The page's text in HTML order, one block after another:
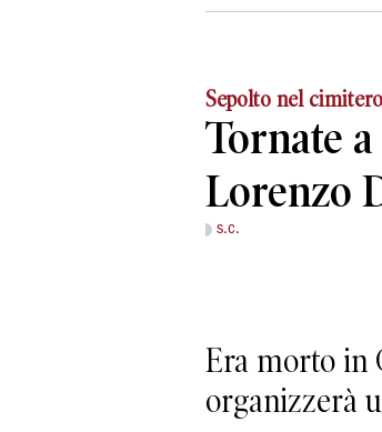
Sepolto nel
Tornate
Lorenzo
s.c.
Era morto in
organizzerà